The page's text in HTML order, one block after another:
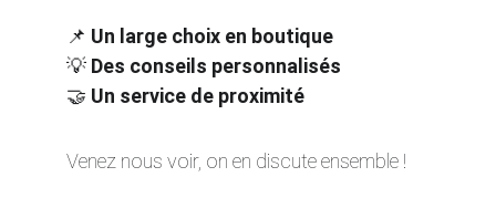
📌 Un large choix en boutique
💡 Des conseils personnalisés
🤝 Un service de proximité
Venez nous voir, on en discute ensemble !